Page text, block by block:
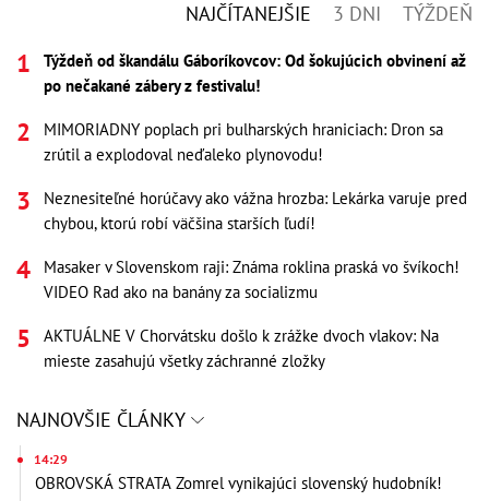
NAJČÍTANEJŠIE 3 DNI TÝŽDEŇ
Týždeň od škandálu Gáboríkovcov: Od šokujúcich obvinení až
po nečakané zábery z festivalu!
MIMORIADNY poplach pri bulharských hraniciach: Dron sa
zrútil a explodoval neďaleko plynovodu!
Neznesiteľné horúčavy ako vážna hrozba: Lekárka varuje pred
chybou, ktorú robí väčšina starších ľudí!
Masaker v Slovenskom raji: Známa roklina praská vo švíkoch!
VIDEO Rad ako na banány za socializmu
AKTUÁLNE V Chorvátsku došlo k zrážke dvoch vlakov: Na
mieste zasahujú všetky záchranné zložky
NAJNOVŠIE ČLÁNKY
14:29
OBROVSKÁ STRATA Zomrel vynikajúci slovenský hudobník!